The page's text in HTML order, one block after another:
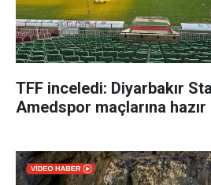
TFF inceledi: Diyarbakır
Amedspor maçlarına hazır